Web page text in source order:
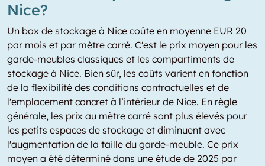
Nice?
Un box de stockage à Nice coûte en moyenne EUR 20
par mois et par mètre carré. C'est le prix moyen pour les
garde-meubles classiques et les compartiments de
stockage à Nice. Bien sûr, les coûts varient en fonction
de la flexibilité des conditions contractuelles et de
l'emplacement concret à l’intérieur de Nice. En règle
générale, les prix au mètre carré sont plus élevés pour
les petits espaces de stockage et diminuent avec
l'augmentation de la taille du garde-meuble. Ce prix
moyen a été déterminé dans une étude de 2025 par